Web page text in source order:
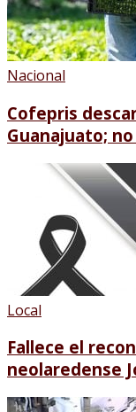
Nacional
Cofepris
Guanajuato;
Local
Fallece el
neolaredense